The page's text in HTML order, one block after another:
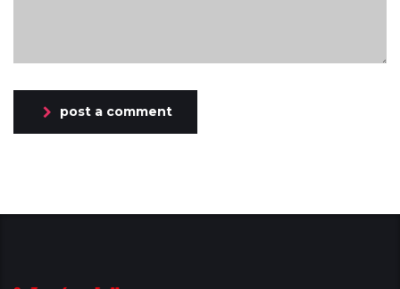
post a comment